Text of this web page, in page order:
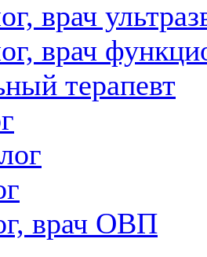
врач
врач
терапевт
врач ОВП